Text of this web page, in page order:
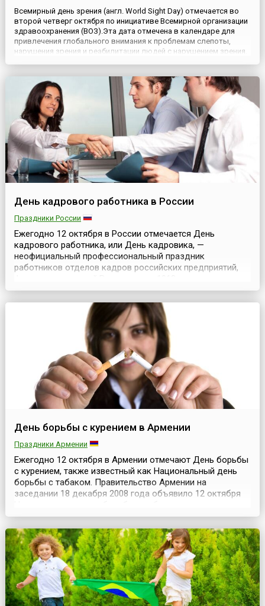
Всемирный день зрения (англ. World Sight Day) отмечается во
второй четверг октября по инициативе Всемирной организации
здравоохранения (ВОЗ).Эта дата отмечена в календаре для
привлечения глобального внимания к проблемам слепоты,
нарушения зрения и реабилитации людей с нарушением зрения.
День кадрового работника в России
Праздники России
Ежегодно 12 октября в России отмечается День
кадрового работника, или День кадровика, —
неофициальный профессиональный праздник
работников отделов кадров российских предприятий,
Народного комиссариата юстиции была принята
«Инструкция об организации советской рабоче-
крестьянской милиции» и созданы первые кадровые
аппараты органов внутренних де...
День борьбы с курением в Армении
Праздники Армении
Ежегодно 12 октября в Армении отмечают День борьбы
с курением, также известный как Национальный день
борьбы с табаком. Правительство Армении на
заседании 18 декабря 2008 года объявило 12 октября
что борьба с эпидемией табакокурения является одним
из приоритетных направлений общественного
здравоохранения во всем мире, в том числе и в Армении.
...